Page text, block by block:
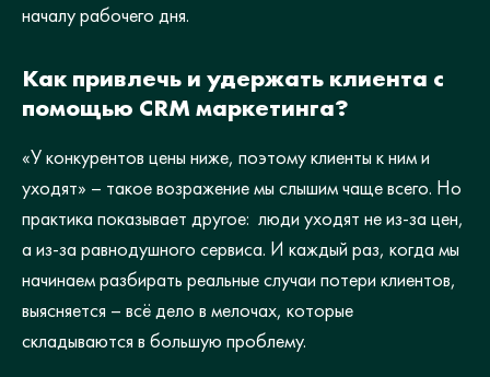
началу рабочего дня.
Как привлечь и удержать клиента с
помощью CRM маркетинга?
«У конкурентов цены ниже, поэтому клиенты к ним и
уходят» – такое возражение мы слышим чаще всего. Но
практика показывает другое: люди уходят не из-за цен,
а из-за равнодушного сервиса. И каждый раз, когда мы
начинаем разбирать реальные случаи потери клиентов,
выясняется – всё дело в мелочах, которые
складываются в большую проблему.